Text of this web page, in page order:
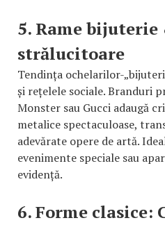
5. Rame bijuterie
strălucitoare
Tendința ochelarilor-
și rețelele sociale. Branduri
Monster sau Gucci adaugă
metalice spectaculoase,
adevărate opere de artă.
evenimente speciale sau
evidență.
6. Forme clasice: